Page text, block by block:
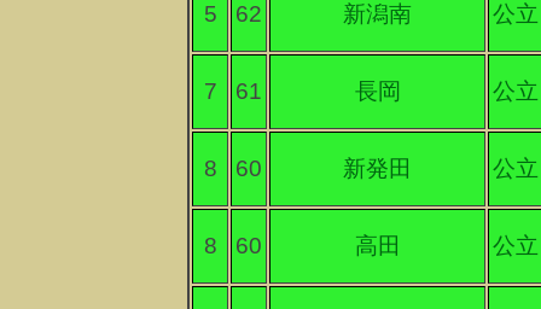
5 62 新潟南 公立
7 61 長岡 公立
8 60 新発田 公立
8 60 高田 公立